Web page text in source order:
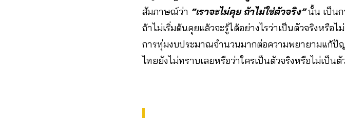
สัมภาษณ์ว่า “เราจะไม่คุย ถ้าไม่ใช่ตัวจริง”นั้น เป็นก
ถ้าไม่เริ่มต้นคุยแล้วจะรู้ได้อย่างไรว่าเป็นตัวจริงหรื
การทุ่มงบประมาณจำนวนมากต่อความพยายามแก้ปั
ไทยยังไม่ทราบเลยหรือว่าใครเป็นตัวจริงหรือไม่เป็นตั